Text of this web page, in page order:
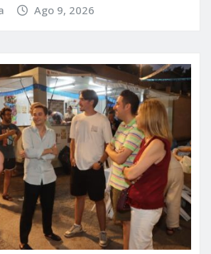
Ago 9, 2026